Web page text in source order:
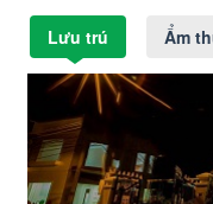
Lưu trú Ẩm